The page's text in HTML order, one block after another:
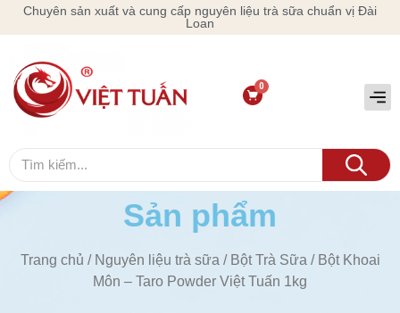
Chuyên sản xuất và cung cấp nguyên liệu trà sữa chuẩn vị Đài
Loan
Sản phẩm
Trang chủ / Nguyên liệu trà sữa / Bột Trà Sữa / Bột Khoai
Môn – Taro Powder Việt Tuấn 1kg